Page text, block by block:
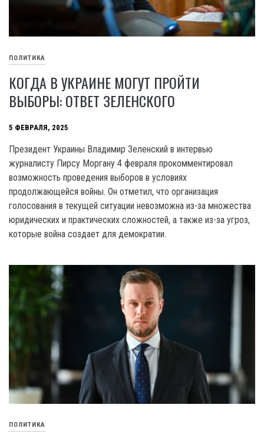
ПОЛИТИКА
КОГДА В УКРАИНЕ МОГУТ ПРОЙТИ
ВЫБОРЫ: ОТВЕТ ЗЕЛЕНСКОГО
5 ФЕВРАЛЯ, 2025
Президент Украины Владимир Зеленский в интервью
журналисту Пирсу Моргану 4 февраля прокомментировал
возможность проведения выборов в условиях
продолжающейся войны. Он отметил, что организация
голосования в текущей ситуации невозможна из-за множества
юридических и практических сложностей, а также из-за угроз,
которые война создает для демократии.
ПОЛИТИКА